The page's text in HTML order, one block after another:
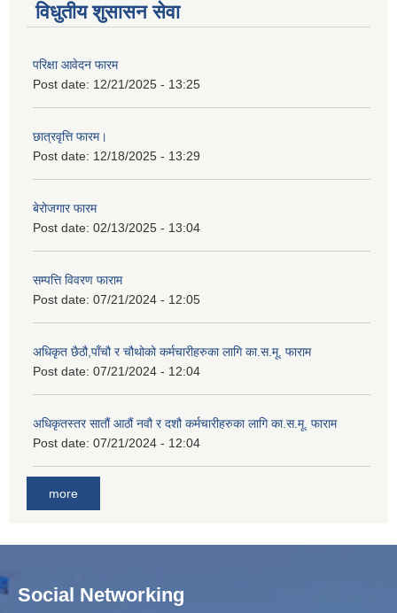
विधुतीय शुसासन सेवा
परिक्षा आवेदन फारम
Post date: 12/21/2025 - 13:25
छात्रवृत्ति फारम।
Post date: 12/18/2025 - 13:29
बेरोजगार फारम
Post date: 02/13/2025 - 13:04
सम्पत्ति विवरण फाराम
Post date: 07/21/2024 - 12:05
अधिकृत छैठौ,पाँचौ र चौथोको कर्मचारीहरुका लागि का.स.मू. फाराम
Post date: 07/21/2024 - 12:04
अधिकृतस्तर सातौं आठौं नवौ र दशौ कर्मचारीहरुका लागि का.स.मू. फाराम
Post date: 07/21/2024 - 12:04
more
Social Networking